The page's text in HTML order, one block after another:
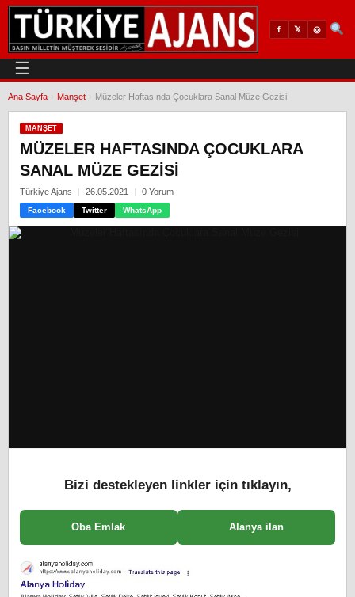
f 𝕏 ◎
☰
Ana Sayfa Manşet Müzeler Haftasında Çocuklara Sanal Müze Gezisi
MANŞET
MÜZELER HAFTASINDA ÇOCUKLARA
SANAL MÜZE GEZISI
Türkiye Ajans 26.05.2021 0 Yorum
Facebook Twitter WhatsApp
Bizi destekleyen linkler için tıklayın,
Oba Emlak Alanya ilan